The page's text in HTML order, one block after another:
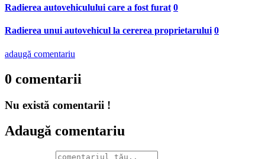
Radierea autovehiculului care a fost furat 0
Radierea unui autovehicul la cererea proprietarului 0
adaugă comentariu
0 comentarii
Nu există comentarii !
Adaugă comentariu